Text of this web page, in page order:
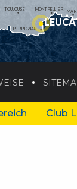
MONTPELLIER
PERPIGNAN
TOULOUSE
Club